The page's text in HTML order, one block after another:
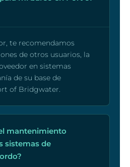
te recomendamos
de otros usuarios, la
en sistemas
de su base de
of Bridgwater.
mantenimiento
sistemas de